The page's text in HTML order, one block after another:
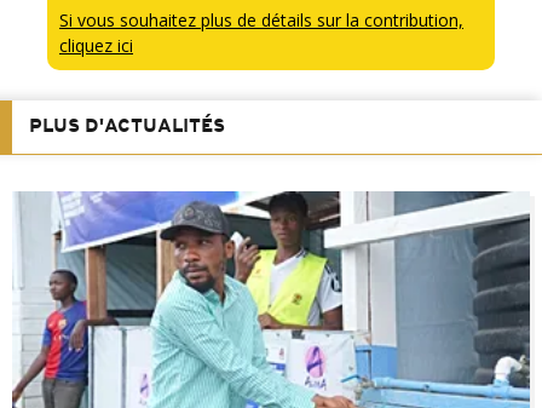
Si vous souhaitez plus de détails sur la contribution,
cliquez ici
PLUS D'ACTUALITÉS